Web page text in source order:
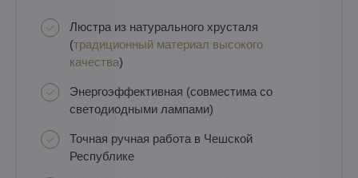
Люстра из натурального хрусталя
(традиционный материал высокого
качества)
Энергоэффективная (совместима со
светодиодными лампами)
Точная ручная работа в Чешской
Республике